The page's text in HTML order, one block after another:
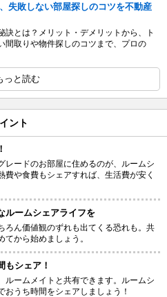
失敗しない部屋探しのコツを不動産
訣とは？メリット・デメリットから、ト
間取りや物件探しのコツまで、プロの
っと読む
ント
レードのお部屋に住めるのが、ルームシ
費や食費もシェアすれば、生活費が安く
ルームシェアライフを
ろん価値観のずれも出てくる恐れも。共
てから始めましょう。
もシェア！
ルームメイトと共有できます。ルームシ
おうち時間をシェアしましょう！